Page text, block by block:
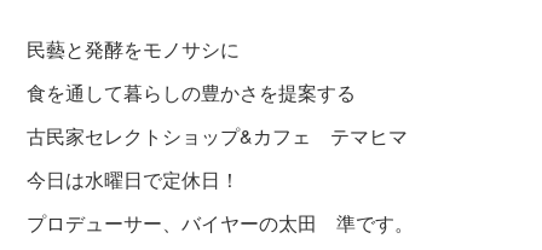
民藝と発酵をモノサシに
食を通して暮らしの豊かさを提案する
古民家セレクトショップ&カフェ テマヒマ
今日は水曜日で定休日！
プロデューサー、バイヤーの太田 準です。